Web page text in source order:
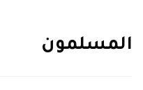
المسلمون